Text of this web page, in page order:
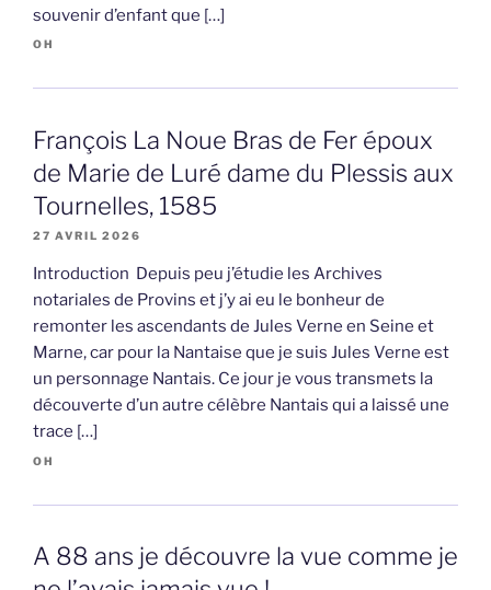
souvenir d’enfant que […]
OH
François La Noue Bras de Fer époux
de Marie de Luré dame du Plessis aux
Tournelles, 1585
27 AVRIL 2026
Introduction Depuis peu j’étudie les Archives
notariales de Provins et j’y ai eu le bonheur de
remonter les ascendants de Jules Verne en Seine et
Marne, car pour la Nantaise que je suis Jules Verne est
un personnage Nantais. Ce jour je vous transmets la
découverte d’un autre célèbre Nantais qui a laissé une
trace […]
OH
A 88 ans je découvre la vue comme je